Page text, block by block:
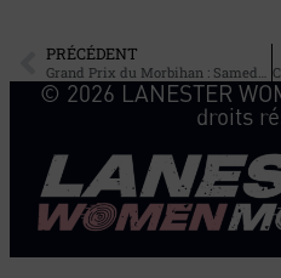
PRÉCÉDENT
Grand Prix du Morbihan : Samedi 9 mai
© 2026 LANESTER
droits